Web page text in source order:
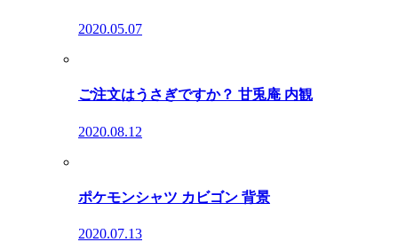
2020.05.07
ご注文はうさぎですか？ 甘兎庵 内観
2020.08.12
ポケモンシャツ カビゴン 背景
2020.07.13